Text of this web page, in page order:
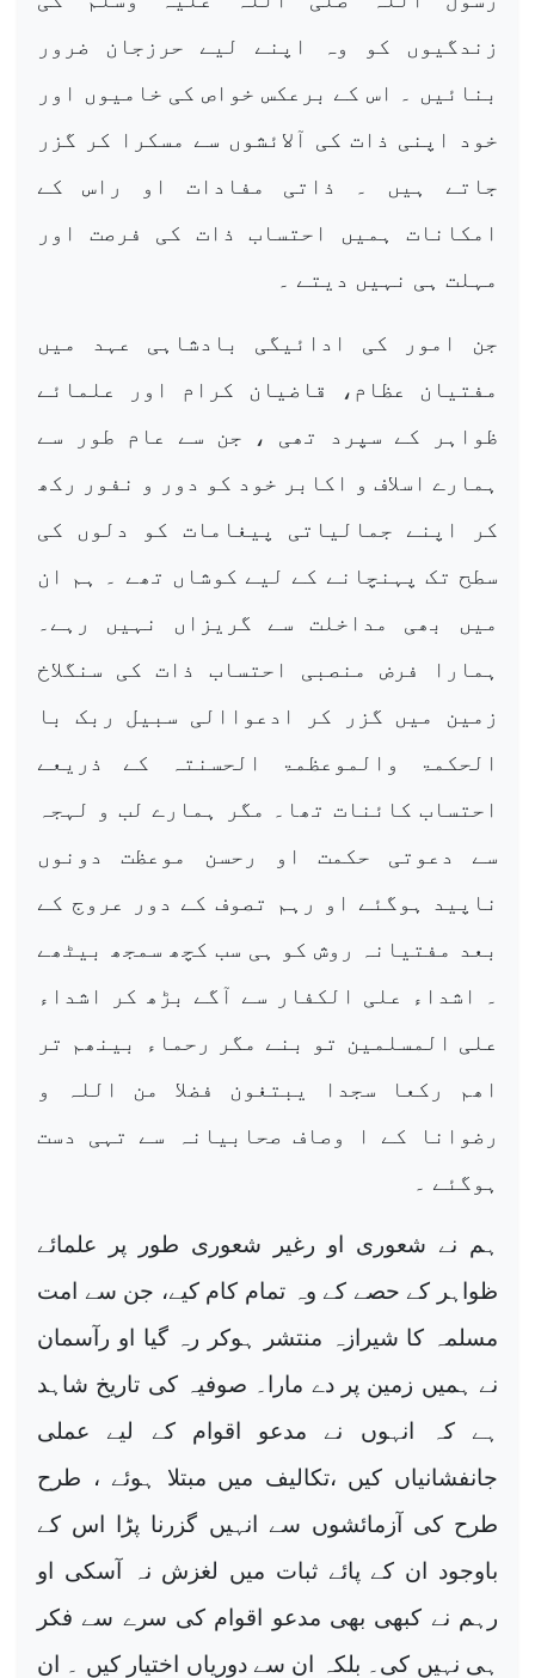
زندگیوں کو وہ اپنے لیے حرزجان ضرور
بنائیں ۔ اس کے برعکس خواص کی خامیوں اور
خود اپنی ذات کی آلائشوں سے مسکرا کر گزر
جاتے ہیں ۔ ذاتی مفادات او راس کے
امکانات ہمیں احتساب ذات کی فرصت اور
مہلت ہی نہیں دیتے ۔
جن امور کی ادائیگی بادشاہی عہد میں
مفتیان عظام، قاضیان کرام اور علمائے
ظواہر کے سپرد تھی ، جن سے عام طور سے
ہمارے اسلاف و اکابر خود کو دور و نفور رکھ
کر اپنے جمالیاتی پیغامات کو دلوں کی
سطح تک پہنچانے کے لیے کوشاں تھے ۔ ہم ان
میں بھی مداخلت سے گریزاں نہیں رہے۔
ہمارا فرض منصبی احتساب ذات کی سنگلاخ
زمین میں گزر کر ادعواالی سبیل ربک با
الحکمۃ والموعظمۃ الحسنتہ کے ذریعے
احتساب کائنات تھا۔ مگر ہمارے لب و لہجہ
سے دعوتی حکمت او رحسن موعظت دونوں
ناپید ہوگئے او رہم تصوف کے دور عروج کے
بعد مفتیانہ روش کو ہی سب کچھ سمجھ بیٹھے
۔ اشداء علی الکفار سے آگے بڑھ کر اشداء
علی المسلمین تو بنے مگر رحماء بینھم تر
اھم رکعا سجدا یبتغون فضلا من اللہ و
رضوانا کے ا وصاف صحابیانہ سے تہی دست
ہوگئے ۔
ہم نے شعوری او رغیر شعوری طور پر علمائے
ظواہر کے حصے کے وہ تمام کام کیے، جن سے امت
مسلمہ کا شیرازہ منتشر ہوکر رہ گیا او رآسمان
نے ہمیں زمین پر دے مارا۔ صوفیہ کی تاریخ شاہد
ہے کہ انہوں نے مدعو اقوام کے لیے عملی
جانفشانیاں کیں ،تکالیف میں مبتلا ہوئے ، طرح
طرح کی آزمائشوں سے انہیں گزرنا پڑا اس کے
باوجود ان کے پائے ثبات میں لغزش نہ آسکی او
رہم نے کبھی بھی مدعو اقوام کی سرے سے فکر
ہی نہیں کی۔ بلکہ ان سے دوریاں اختیار کیں ۔ ان